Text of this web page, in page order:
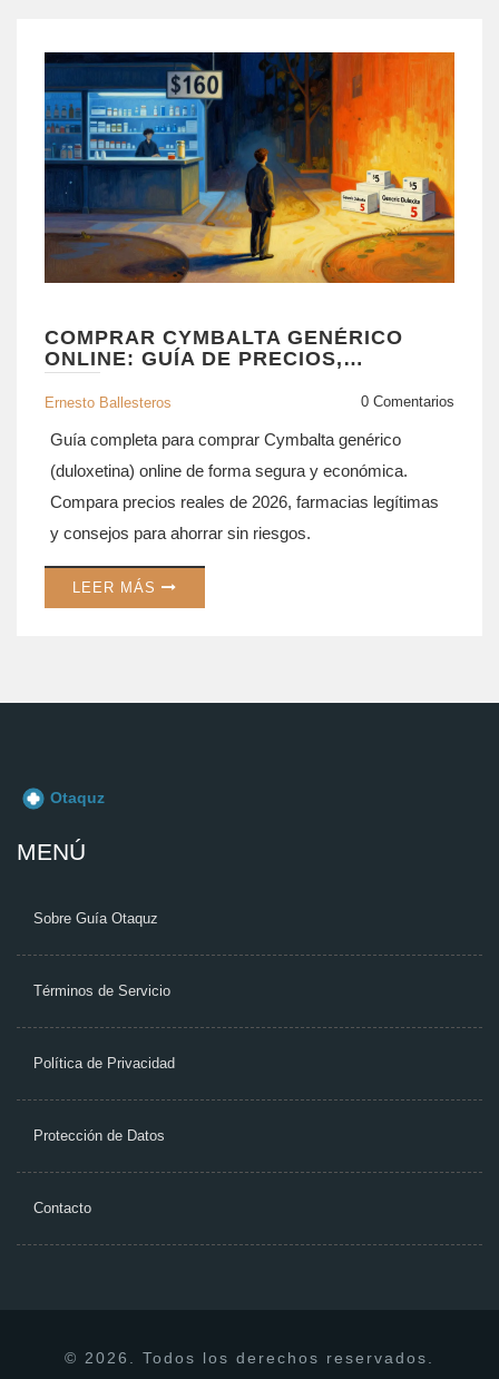
COMPRAR CYMBALTA GENÉRICO
ONLINE: GUÍA DE PRECIOS,
FARMACIAS LEGALES Y SEGURIDAD
Ernesto Ballesteros 0 Comentarios
Guía completa para comprar Cymbalta genérico
(duloxetina) online de forma segura y económica.
Compara precios reales de 2026, farmacias legítimas
y consejos para ahorrar sin riesgos.
LEER MÁS
MENÚ
Sobre Guía Otaquz
Términos de Servicio
Política de Privacidad
Protección de Datos
Contacto
© 2026. Todos los derechos reservados.